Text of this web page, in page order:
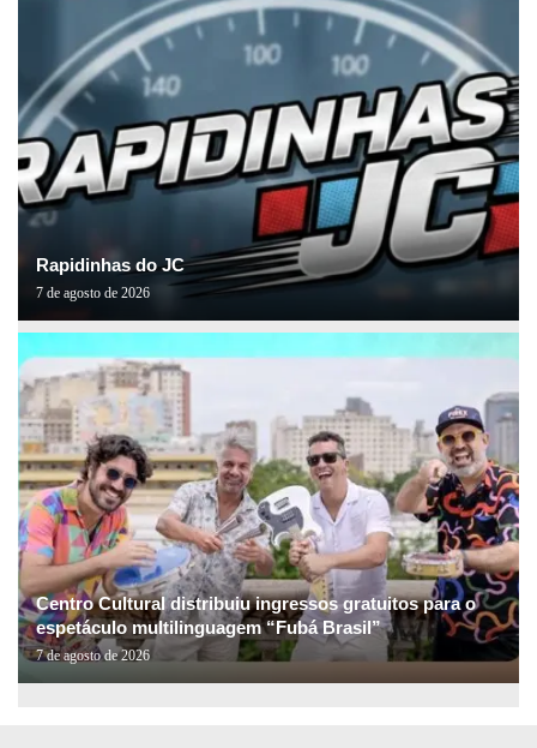
Rapidinhas do JC
7 de agosto de 2026
Centro Cultural distribuiu ingressos gratuitos para o
espetáculo multilinguagem “Fubá Brasil”
7 de agosto de 2026